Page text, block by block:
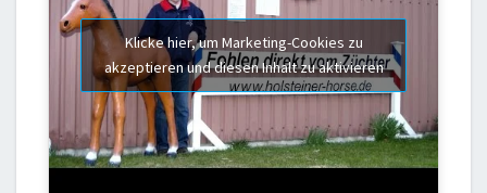
Klicke hier, um Marketing-Cookies zu
akzeptieren und diesen Inhalt zu aktivieren